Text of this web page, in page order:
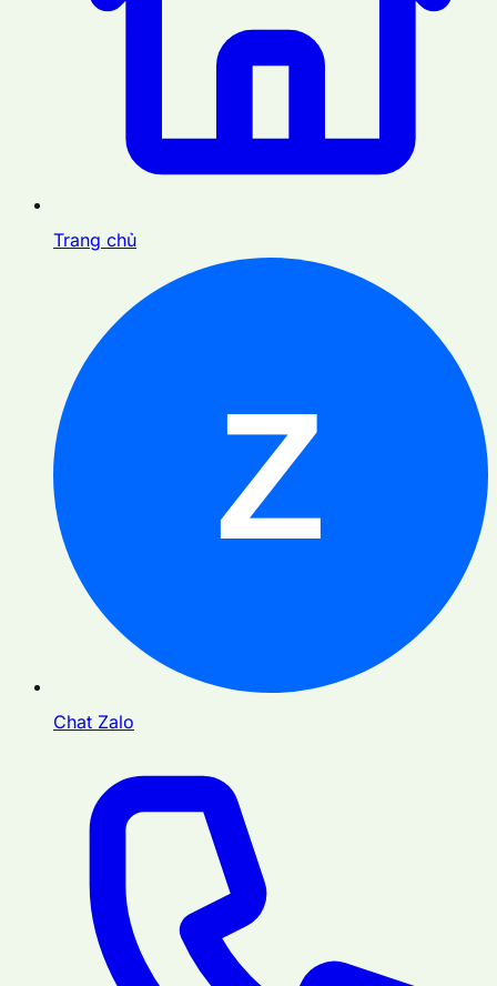
Trang chủ
Z
Chat Zalo